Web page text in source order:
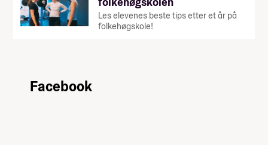
Les elevenes beste tips etter et år på
folkehøgskole!
Facebook